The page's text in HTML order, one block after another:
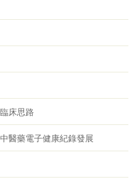
床思路
醫藥電子健康紀錄發展